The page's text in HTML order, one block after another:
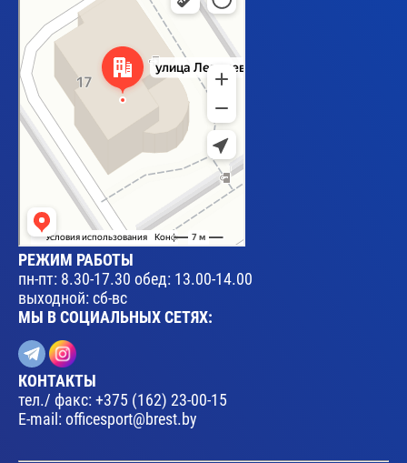
РЕЖИМ РАБОТЫ
пн-пт: 8.30-17.30 обед: 13.00-14.00
выходной: сб-вс
МЫ В СОЦИАЛЬНЫХ СЕТЯХ:
КОНТАКТЫ
тел./ факс:+375 (162) 23-00-15
E-mail: officesport@brest.by